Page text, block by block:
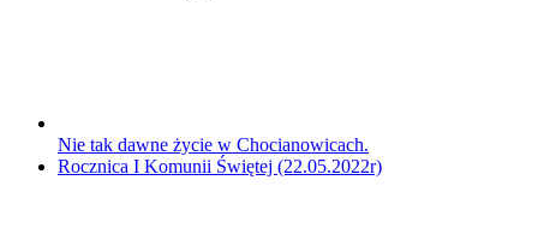
Nie tak dawne życie w Chocianowicach.
Rocznica I Komunii Świętej (22.05.2022r)